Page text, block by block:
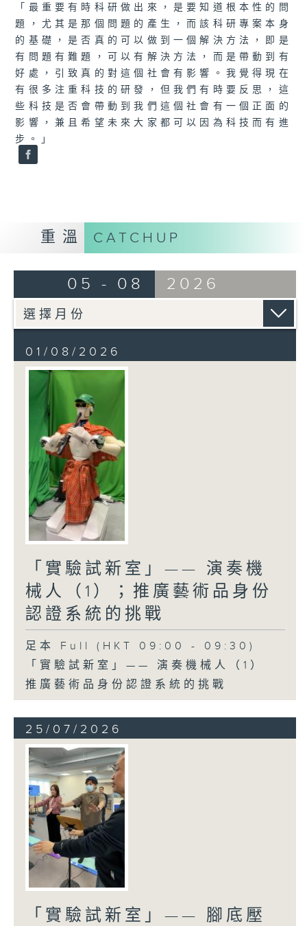
「最重要有時科研做出來，是要知道根本性的問
題，尤其是那個問題的產生，而該科研專案本身
的基礎，是否真的可以做到一個解決方法，即是
有問題有難題，可以有解決方法，而是帶動到有
好處，引致真的對這個社會有影響。我覺得現在
有很多注重科技的研發，但我們有時要反思，這
些科技是否會帶動到我們這個社會有一個正面的
影響，兼且希望未來大家都可以因為科技而有進
步。」
重溫 CATCHUP
05 - 08 2026
01/08/2026
「實驗試新室」—— 演奏機
械人（1）；推廣藝術品身份
認證系統的挑戰
足本 Full (HKT 09:00 - 09:30)
「實驗試新室」—— 演奏機械人（1）
推廣藝術品身份認證系統的挑戰
25/07/2026
「實驗試新室」—— 腳底壓